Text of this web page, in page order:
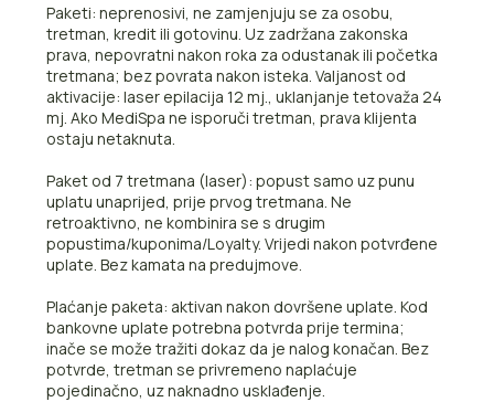
Paketi: neprenosivi, ne zamjenjuju se za osobu,
tretman, kredit ili gotovinu. Uz zadržana zakonska
prava, nepovratni nakon roka za odustanak ili početka
tretmana; bez povrata nakon isteka. Valjanost od
aktivacije: laser epilacija 12 mj., uklanjanje tetovaža 24
mj. Ako MediSpa ne isporuči tretman, prava klijenta
ostaju netaknuta.
Paket od 7 tretmana (laser): popust samo uz punu
uplatu unaprijed, prije prvog tretmana. Ne
retroaktivno, ne kombinira se s drugim
popustima/kuponima/Loyalty. Vrijedi nakon potvrđene
uplate. Bez kamata na predujmove.
Plaćanje paketa: aktivan nakon dovršene uplate. Kod
bankovne uplate potrebna potvrda prije termina;
inače se može tražiti dokaz da je nalog konačan. Bez
potvrde, tretman se privremeno naplaćuje
pojedinačno, uz naknadno usklađenje.